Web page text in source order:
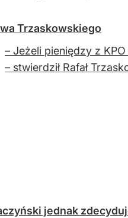
Trzaskowskiego
– Jeżeli pieniędzy z
– stwierdził Rafał
jednak